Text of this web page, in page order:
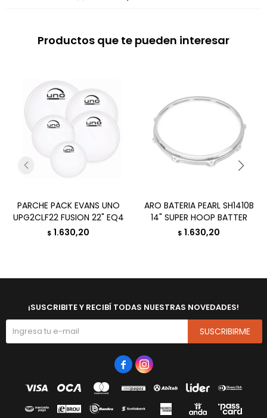
Productos que te pueden interesar
PARCHE PACK EVANS UNO
UPG2CLF22 FUSION 22" EQ4
$ 1.630,20
ARO BATERIA PEARL SH1410B
14" SUPER HOOP BATTER
$ 1.630,20
¡SUSCRIBITE Y RECIBÍ TODAS NUESTRAS NOVEDADES!
SUSCRIBIRME
 